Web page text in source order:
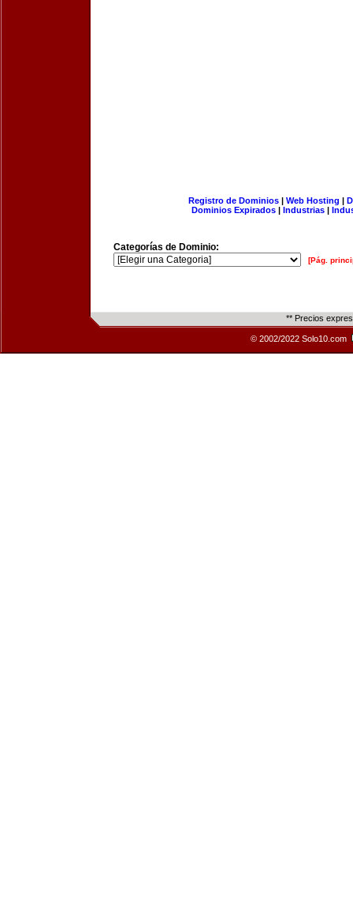
Registro de Dominios| Web Hosting |
Dominios Expirados | Industrias |
Categorías de Dominio:
[Pág.
** Precios
© 2002/2022 Solo10.com